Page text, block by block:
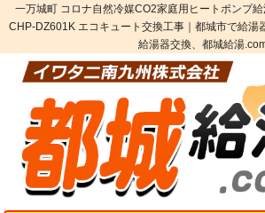
一万城町 コロナ自然冷媒CO2家庭用ヒートポンプ
CHP-DZ601K エコキュート交換工事｜都城市で給湯
給湯器交換、都城給湯